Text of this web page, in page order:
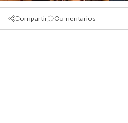
Compartir Comentarios